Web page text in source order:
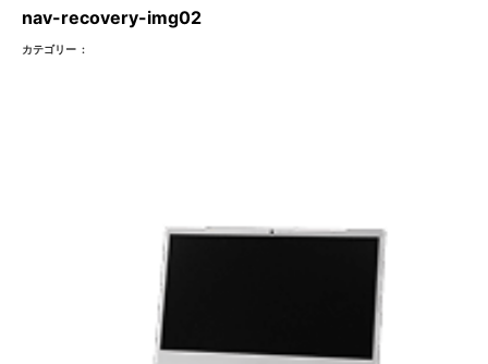
nav-recovery-img02
カテゴリー